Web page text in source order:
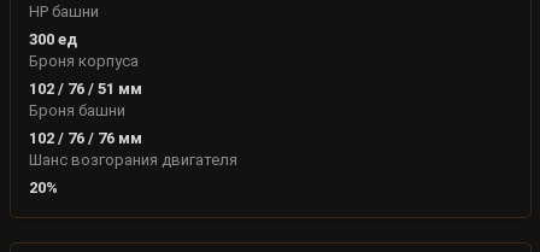
HP башни
300ед
Броня корпуса
102/ 76/ 51 мм
Броня башни
102 / 76 / 76 мм
Шанс возгорания двигателя
20%